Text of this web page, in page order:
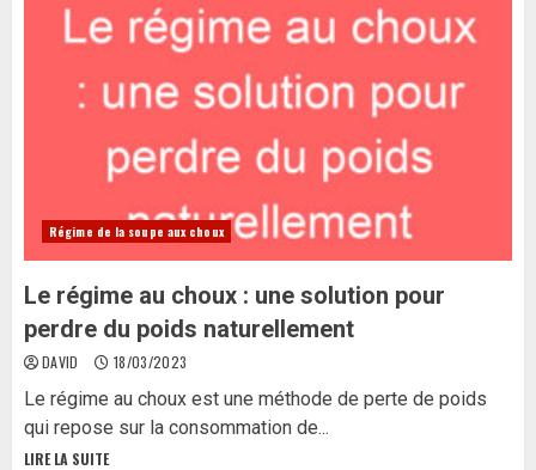
Régime de la soupe aux choux
Le régime au choux : une solution pour
perdre du poids naturellement
DAVID 18/03/2023
Le régime au choux est une méthode de perte de poids
qui repose sur la consommation de...
LIRE LA SUITE